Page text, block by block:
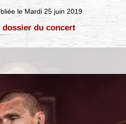
le Mardi 25 juin 2019
dossier du concert